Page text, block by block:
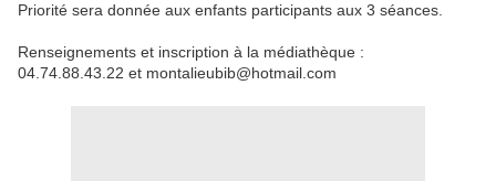
Priorité sera donnée aux enfants participants aux 3 séances.
Renseignements et inscription à la médiathèque :
04.74.88.43.22 et montalieubib@hotmail.com